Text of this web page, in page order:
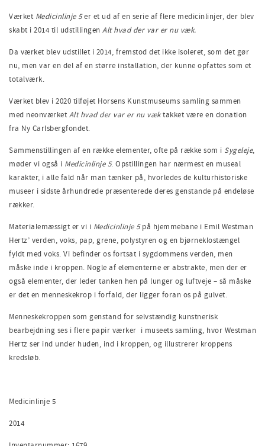
Værket Medicinlinje 5er et ud af en serie af flere medicinlinjer, der blev
skabt i 2014 til udstillingen Alt hvad der var er nu væk.
Da værket blev udstillet i 2014, fremstod det ikke isoleret, som det gør
nu, men var en del af en større installation, der kunne opfattes som et
totalværk.
Værket blev i 2020 tilføjet Horsens Kunstmuseums samling sammen
med neonværket Alt hvad der var er nu væktakket være en donation
fra Ny Carlsbergfondet.
Sammenstillingen af en række elementer, ofte på række som i Sygeleje,
møder vi også i Medicinlinje 5. Opstillingen har nærmest en museal
karakter, i alle fald når man tænker på, hvorledes de kulturhistoriske
museer i sidste århundrede præsenterede deres genstande på endeløse
rækker.
Materialemæssigt er vi i Medicinlinje 5på hjemmebane i Emil Westman
Hertz’ verden, voks, pap, grene, polystyren og en bjørneklostængel
fyldt med voks. Vi befinder os fortsat i sygdommens verden, men
måske inde i kroppen. Nogle af elementerne er abstrakte, men der er
også elementer, der leder tanken hen på lunger og luftveje – så måske
er det en menneskekrop i forfald, der ligger foran os på gulvet.
Menneskekroppen som genstand for selvstændig kunstnerisk
bearbejdning ses i flere papir værker i museets samling, hvor Westman
Hertz ser ind under huden, ind i kroppen, og illustrerer kroppens
kredsløb.
Medicinlinje 5
2014